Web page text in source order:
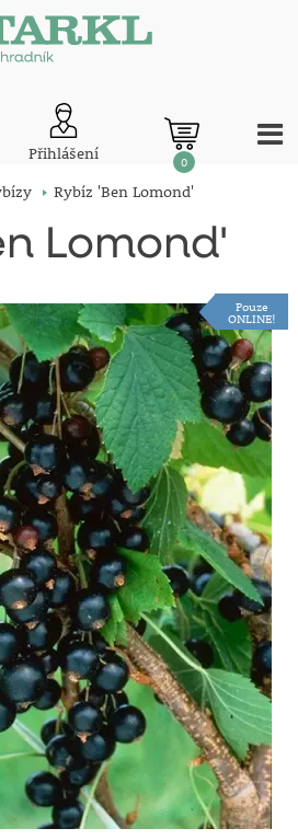
Přihlášení 0
Rybíz 'Ben Lomond'
Lomond'
Pouze
ONLINE!